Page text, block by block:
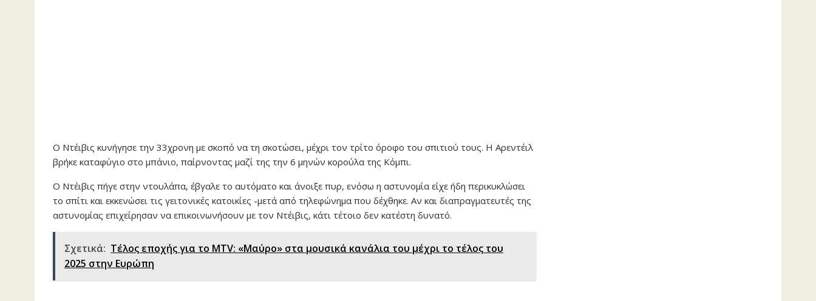
Ο Ντέιβις κυνήγησε την 33χρονη με σκοπό να τη σκοτώσει, μέχρι τον τρίτο όροφο του σπιτιού τους. Η Αρεντέιλ
βρήκε καταφύγιο στο μπάνιο, παίρνοντας μαζί της την 6 μηνών κορούλα της Κόμπι.
Ο Ντέιβις πήγε στην ντουλάπα, έβγαλε το αυτόματο και άνοιξε πυρ, ενόσω η αστυνομία είχε ήδη περικυκλώσει
το σπίτι και εκκενώσει τις γειτονικές κατοικίες -μετά από τηλεφώνημα που δέχθηκε. Αν και διαπραγματευτές της
αστυνομίας επιχείρησαν να επικοινωνήσουν με τον Ντέιβις, κάτι τέτοιο δεν κατέστη δυνατό.
Σχετικά: Τέλος εποχής για το MTV: «Μαύρο» στα μουσικά κανάλια του μέχρι το τέλος του
2025 στην Ευρώπη